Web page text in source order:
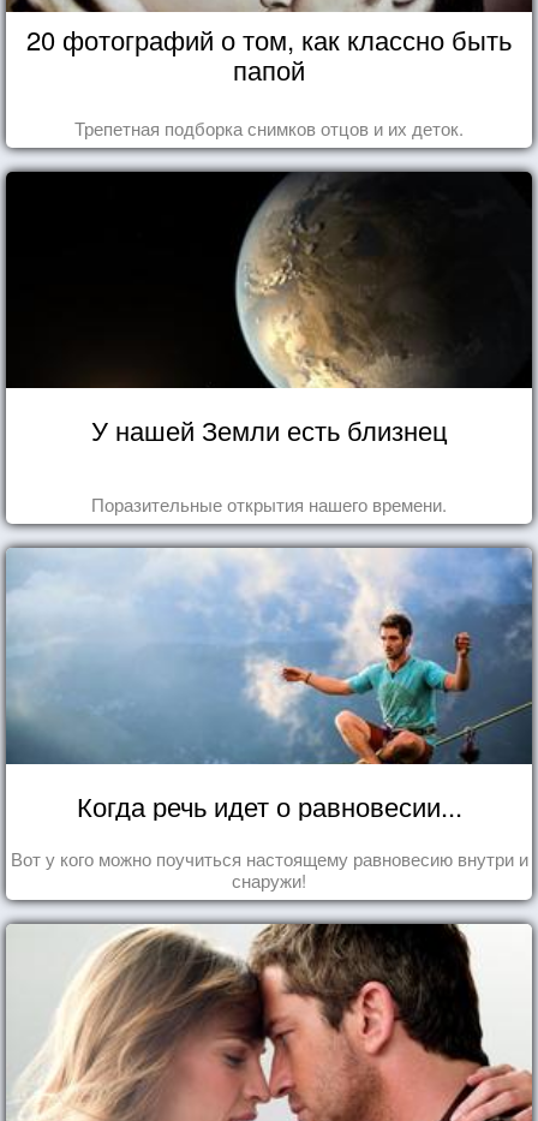
20 фотографий о том, как классно быть
папой
Трепетная подборка снимков отцов и их деток.
У нашей Земли есть близнец
Поразительные открытия нашего времени.
Когда речь идет о равновесии...
Вот у кого можно поучиться настоящему равновесию внутри и
снаружи!